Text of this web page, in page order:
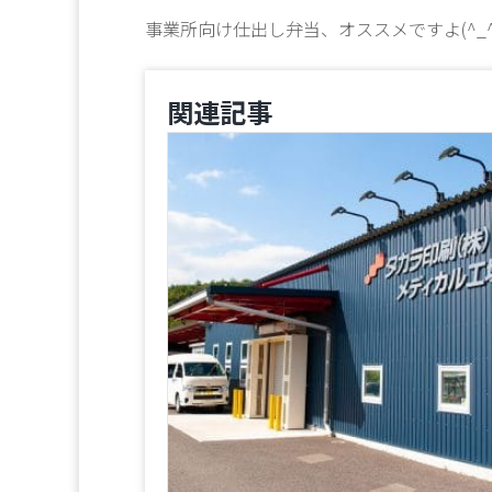
事業所向け仕出し弁当、オススメですよ
関連記事